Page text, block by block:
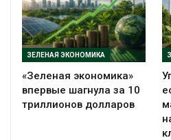
ЗЕЛЕНАЯ ЭКОНОМИКА
«Зеленая экономика»
впервые шагнула за 10
триллионов долларов